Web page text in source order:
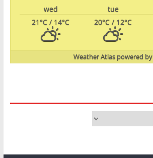
tue
wed
20°C / 12°C
21°C / 14°C
powered by
Weather Atlas